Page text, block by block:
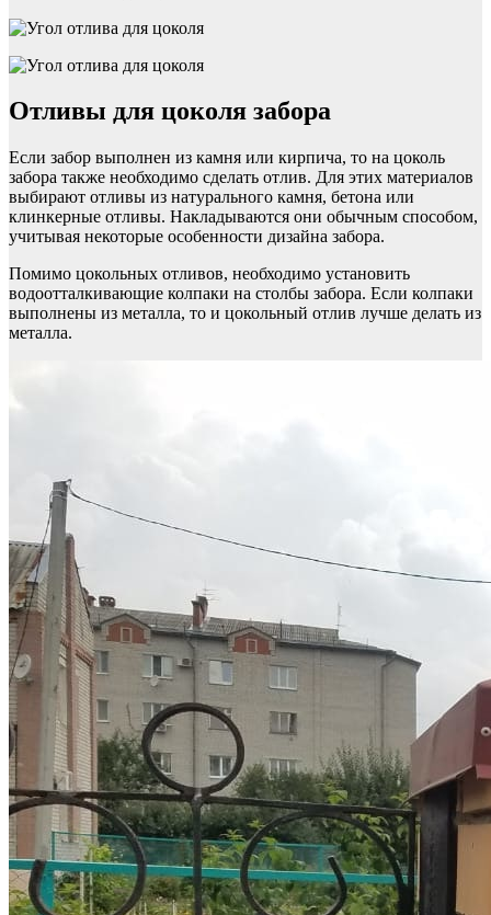
Отливы для цоколя забора
Если забор выполнен из камня или кирпича, то на цоколь
забора также необходимо сделать отлив. Для этих материалов
выбирают отливы из натурального камня, бетона или
клинкерные отливы. Накладываются они обычным способом,
учитывая некоторые особенности дизайна забора.
Помимо цокольных отливов, необходимо установить
водоотталкивающие колпаки на столбы забора. Если колпаки
выполнены из металла, то и цокольный отлив лучше делать из
металла.